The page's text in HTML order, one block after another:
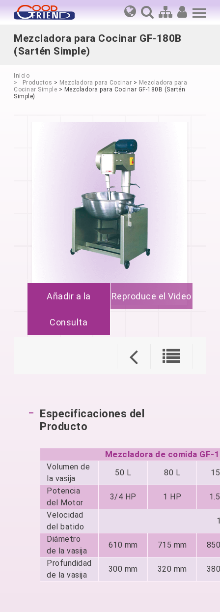
Mezcladora para Cocinar GF-180B
(Sartén Simple)
Inicio
Productos > Mezcladora para Cocinar > Mezcladora para
Cocinar Simple > Mezcladora para Cocinar GF-180B (Sartén
Simple)
Añadir a la
Consulta
Reproduce el Video
Especificaciones del
Producto
Mezcladora de comida GF-
Volumen de
la vasija
50 L 80 L
Potencia
del Motor
3/4 HP 1 HP
Velocidad
del batido
Diámetro
de la vasija
610 mm 715 mm
Profundidad
de la vasija
300 mm 320 mm